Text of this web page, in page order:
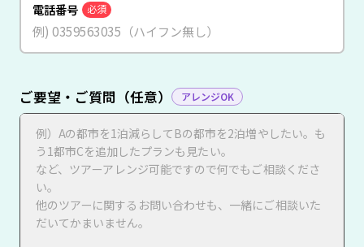
電話番号 必須
ご要望・ご質問（任意） アレンジOK